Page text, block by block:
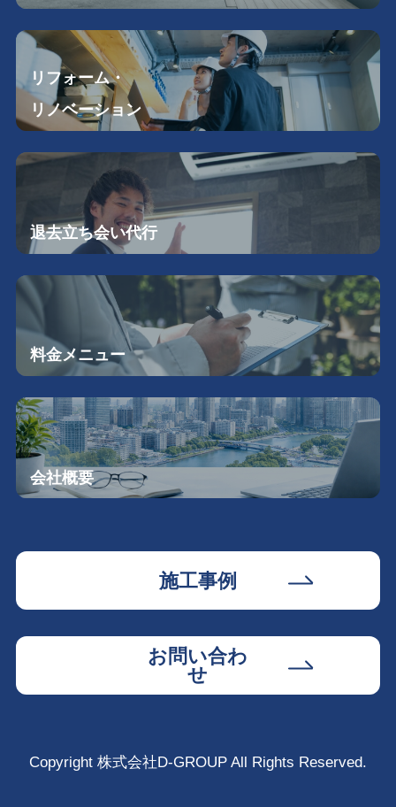
リフォーム・
リノベーション
退去立ち会い代行
料金メニュー
会社概要
施工事例
お問い合わ
せ
Copyright 株式会社D-GROUP All Rights Reserved.